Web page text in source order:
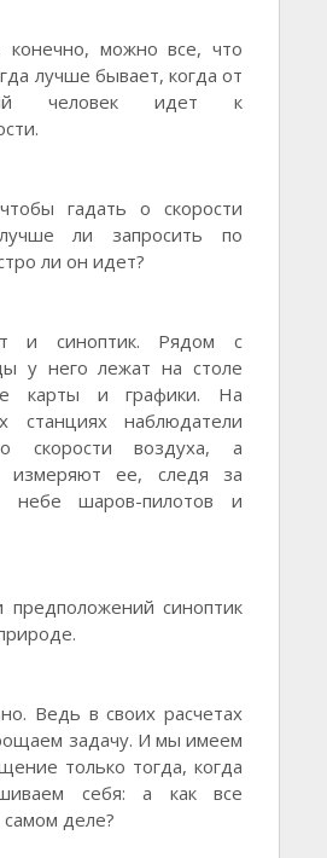
конечно, можно все, что
лучше бывает, когда от
человек идет к
гадать о скорости
ли запросить по
ли он идет?
и синоптик. Рядом с
у него лежат на столе
карты и графики. На
станциях наблюдатели
скорости воздуха, а
ее, следя за
небе шаров-пилотов и
предположений синоптик
Ведь в своих расчетах
задачу. И мы имеем
только тогда, когда
себя: а как все
деле?